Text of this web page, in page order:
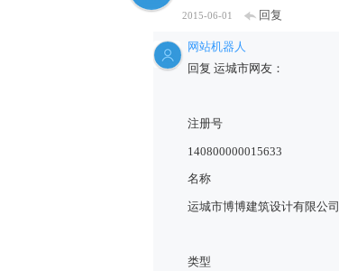
2015-06-01 回复
网站机器人
回复 运城市网友：
注册号
140800000015633
名称
运城市博博建筑设计有限公司
类型